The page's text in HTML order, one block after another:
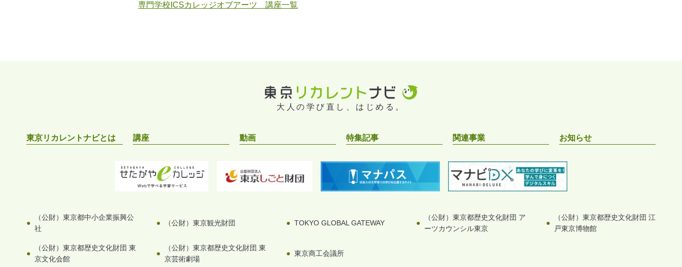
専門学校ICSカレッジオブアーツ 講座一覧
大人の学び直し、はじめる。
東京リカレントナビとは 講座 動画 特集記事 関連事業 お知らせ
（公財）東京都中小企業振興公
社
（公財）東京観光財団 TOKYO GLOBAL GATEWAY
（公財）東京都歴史文化財団 ア
ーツカウンシル東京
（公財）東京都歴史文化財団 江
戸東京博物館
（公財）東京都歴史文化財団 東
京文化会館
（公財）東京都歴史文化財団 東
京芸術劇場
東京商工会議所